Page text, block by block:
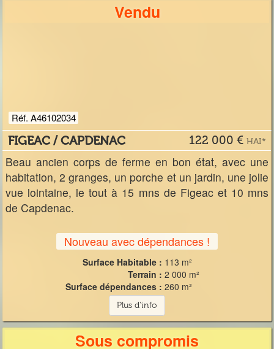
Vendu
Réf. A46102034
FIGEAC / CAPDENAC 122 000 € HAI*
Beau ancien corps de ferme en bon état, avec une
habitation, 2 granges, un porche et un jardin, une jolie
vue lointaine, le tout à 15 mns de Figeac et 10 mns
de Capdenac.
Nouveau avec dépendances !
Surface Habitable : 113 m²
Terrain : 2 000 m²
Surface dépendances : 260 m²
Plus d'info
Sous compromis